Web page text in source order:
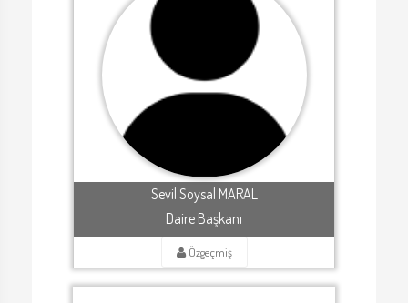
Sevil Soysal MARAL
Daire Başkanı
Özgeçmiş